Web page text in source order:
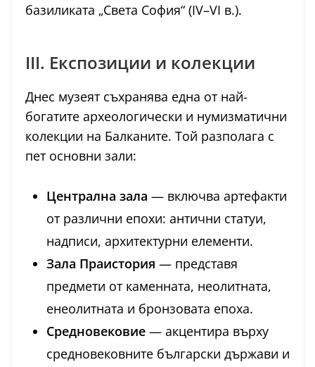
базиликата „Света София“ (IV–VI в.).
III. Експозиции и колекции
Днес музеят съхранява една от най-
богатите археологически и нумизматични
колекции на Балканите. Той разполага с
пет основни зали:
Централна зала — включва артефакти
от различни епохи: антични статуи,
надписи, архитектурни елементи.
Зала Праистория — представя
предмети от каменната, неолитната,
енеолитната и бронзовата епоха.
Средновековие — акцентира върху
средновековните български държави и